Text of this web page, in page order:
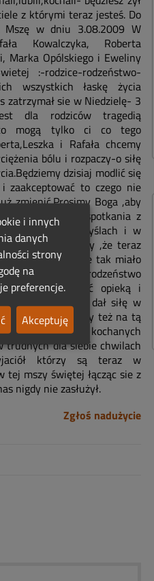
z którymi teraz jesteś. Do
Mszę w dniu 3.08.2009 W
Kowalczyka, Roberta
Marka Opólskiego i Eweliny
:-rodzice-rodzeństwo-
wszystkich łaskę życia
zatrzymał sie w Niedzielę- 3
dla rodziców tragedią
to mogą tylko ci co tego
i Rafała chcemy
bólu i rozpaczy-o siłę
dzisiaj modlić się
zaakceptować to czego nie
zmienić.Prosimy Boga ,aby
się do spotkania z
w naszych myślach i w
,że teraz
przecież " to nie tak miało
,aby rodzeństwo
zechciał otoczyć opieką i
dni,a im samym dał siłę w
siostry.Przyszliśmy też na tą
koledzy naszych kochanych
trudnych dla siebie chwilach
którzy są teraz w
tej mszy świętej łącząc sie z
nigdy nie zasłużył.
Zgłoś nadużycie
i innych
danych
strony
na
preferencje.
Akceptuję